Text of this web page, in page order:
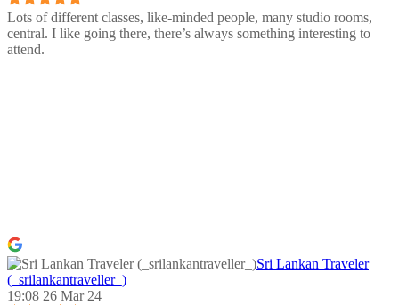
Lots of different classes, like-minded people, many studio rooms,
central. I like going there, there’s always something interesting to
attend.
Sri Lankan Traveler
(_srilankantraveller_)
19:08 26 Mar 24